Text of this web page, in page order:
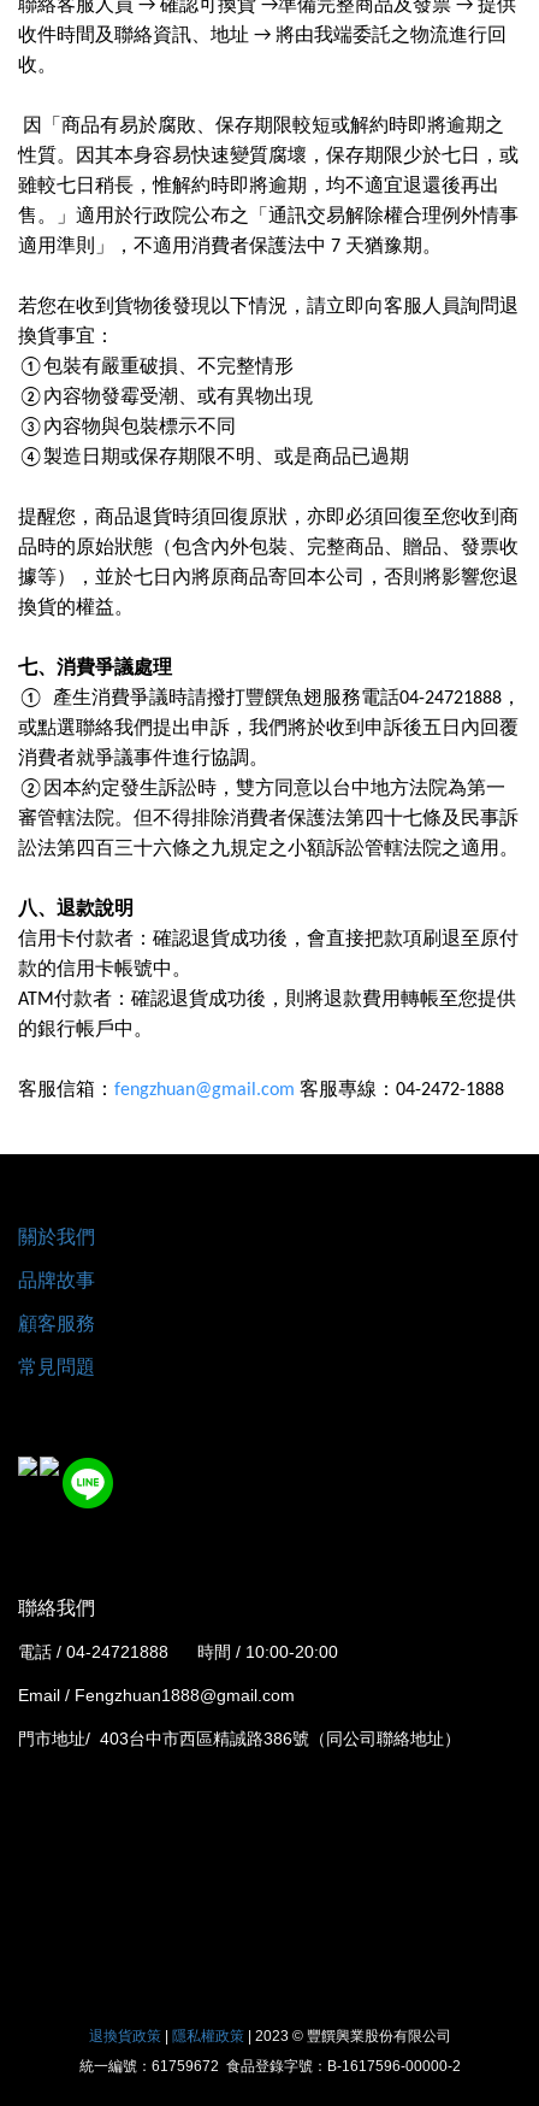
聯絡客服人員 → 確認可換貨 →準備完整商品及發票 → 提供
收件時間及聯絡資訊、地址 → 將由我端委託之物流進行回
收。
因「商品有易於腐敗、保存期限較短或解約時即將逾期之
性質。因其本身容易快速變質腐壞，保存期限少於七日，或
雖較七日稍長，惟解約時即將逾期，均不適宜退還後再出
售。」適用於行政院公布之「通訊交易解除權合理例外情事
適用準則」，不適用消費者保護法中 7 天猶豫期。
若您在收到貨物後發現以下情況，請立即向客服人員詢問退
換貨事宜：
①包裝有嚴重破損、不完整情形
②內容物發霉受潮、或有異物出現
③內容物與包裝標示不同
④製造日期或保存期限不明、或是商品已過期
提醒您，商品退貨時須回復原狀，亦即必須回復至您收到商
品時的原始狀態（包含內外包裝、完整商品、贈品、發票收
據等），並於七日內將原商品寄回本公司，否則將影響您退
換貨的權益。
七、消費爭議處理
①
產生消費爭議時請撥打豐饌魚翅服務電話04-24721888 ，
或點選聯絡我們提出申訴，我們將於收到申訴後五日內回覆
消費者就爭議事件進行協調。
②因本約定發生訴訟時，雙方同意以台中地方法院為第一
審管轄法院。但不得排除消費者保護法第四十七條及民事訴
訟法第四百三十六條之九規定之小額訴訟管轄法院之適用。
八、 退款說明
信用卡付款者：確認退貨成功後，會直接把款項刷退至原付
款的信用卡帳號中。
ATM付款者：確認退貨成功後，則將退款費用轉帳至您提供
的銀行帳戶中。
客服信箱： fengzhuan@gmail.com 客服專線： 04-2472-1888
關於我們
品牌故事
顧客服務
常見問題
聯絡我們
電話 / 04-24721888 時間 / 10:00-20:00
Email / Fengzhuan1888@gmail.com
門市地址/ 403台中市西區精誠路386號（同公司聯絡地址）
退換貨政策| 隱私權政策| 2023 © 豐饌興業股份有限公司
統一編號：61759672 食品登錄字號：B-1617596-00000-2